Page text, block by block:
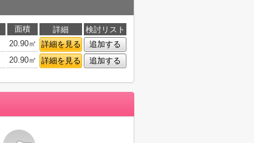
面積 詳細
検討リスト
20.90㎡ 詳細を見る
追加する
20.90㎡ 詳細を見る 追加する